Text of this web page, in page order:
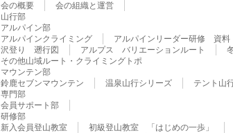
会の概要
会の組織と運営
山行部
アルパイン部
アルパインクライミング
アルパインリーダー研修 資料
沢登り 遡行図
アルプス バリエーションルート
その他山域ルート・クライミングトポ
マウンテン部
鈴鹿セブンマウンテン
温泉山行シリーズ テント山
専門部
会員サポート部
研修部
新入会員登山教室
初級登山教室 「はじめの一歩」